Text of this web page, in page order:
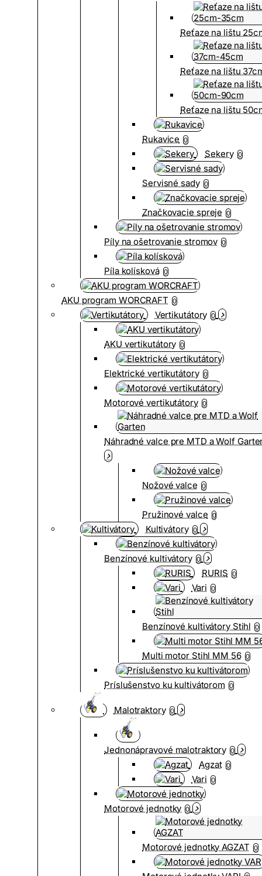
Reťaze na lištu
Reťaze na lištu
Reťaze na lištu
Rukavice 0
Sekery 0
Servisné sady 0
Značkovacie spreje 0
Píly na ošetrovanie stromov 0
Píla kolísková 0
AKU program WORCRAFT 0
Vertikutátory 0
AKU vertikutátory 0
Elektrické vertikutátory 0
Motorové vertikutátory 0
Náhradné valce pre MTD a Wolf
Nožové valce 0
Pružinové valce 0
Kultivátory 0
Benzínové kultivátory 0
RURIS 0
Vari 0
Benzínové kultivátory Stihl 0
Multi motor Stihl MM 56 0
Príslušenstvo ku kultivátorom 0
Malotraktory 0
Jednonápravové malotraktory 0
Agzat 0
Vari 0
Motorové jednotky 0
Motorové jednotky AGZAT 0